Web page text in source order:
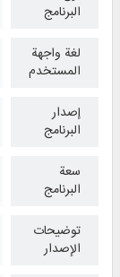
البرنامج
لغة واجهة
المستخدم
إصدار
البرنامج
سعة
البرنامج
توضيحات
الإصدار